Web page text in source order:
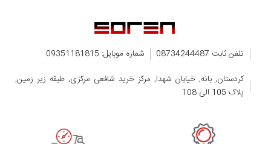
تلفن ثابت 08734244487
شماره موبایل: 09351181815
کردستان, بانه, خیابان شهدا, مرکز خرید شافعی مرکزی, طبقه زیر زمین,
پلاک 105 الی 108